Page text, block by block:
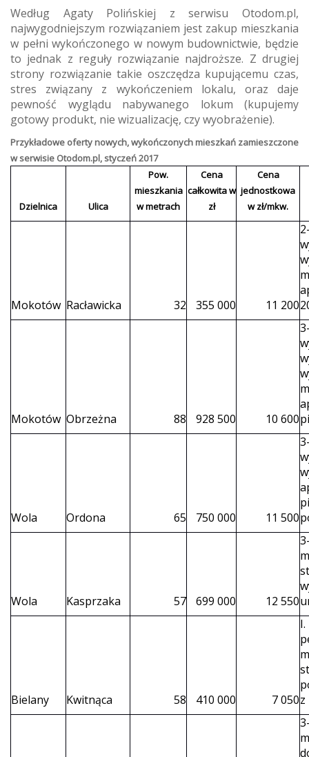
Według Agaty Polińskiej z serwisu Otodom.pl,
najwygodniejszym rozwiązaniem jest zakup mieszkania
w pełni wykończonego w nowym budownictwie, będzie
to jednak z reguły rozwiązanie najdroższe. Z drugiej
strony rozwiązanie takie oszczędza kupującemu czas,
stres związany z wykończeniem lokalu, oraz daje
pewność wyglądu nabywanego lokum (kupujemy
gotowy produkt, nie wizualizację, czy wyobrażenie).
Przykładowe oferty nowych, wykończonych mieszkań zamieszczone
w serwisie Otodom.pl, styczeń 2017
Dzielnica Ulica
Pow.
mieszkania
w metrach
Cena
całkowita w
zł
Cena
jednostkowa
w zł/mkw.
Mokotów Racławicka 32 355 000 11 200
Mokotów Obrzeżna 88 928 500 10 600
Wola Ordona 65 750 000 11 500
Wola Kasprzaka 57 699 000 12 550
Bielany Kwitnąca 58 410 000 7 050z